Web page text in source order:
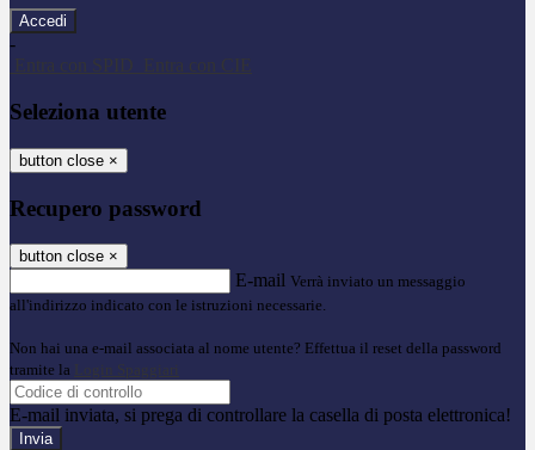
-
Entra con SPID
Entra con CIE
Seleziona utente
button close ×
Recupero password
button close ×
E-mail Verrà inviato un messaggio
all'indirizzo indicato con le istruzioni necessarie.
Non hai una e-mail associata al nome utente? Effettua il reset della password
tramite la Login Spaggiari
E-mail inviata, si prega di controllare la casella di posta elettronica!